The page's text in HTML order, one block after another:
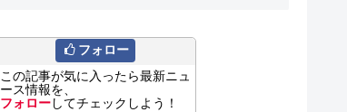
フォロー
この記事が気に入ったら最新ニュ
ース情報を、
フォローしてチェックしよう！